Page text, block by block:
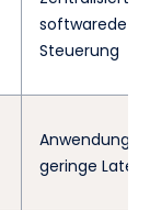
Steuerung
geringe